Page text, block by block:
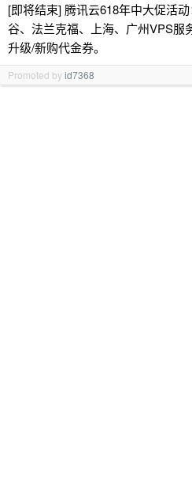
[即将结束] 腾讯云618年中大促活
谷、法兰克福、上海、广州VPS服
升级/新购代金券。
Promoted byid7368